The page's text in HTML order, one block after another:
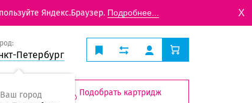
Яндекс.Браузер. Подробнее... X
Петербург
Ваш город Подобрать картридж